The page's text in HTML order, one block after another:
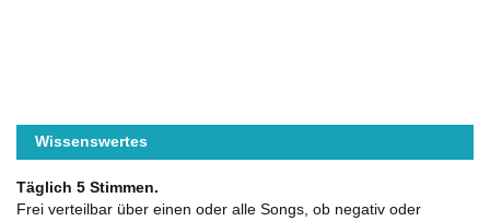
Wissenswertes
Täglich 5 Stimmen.
Frei verteilbar über einen oder alle Songs, ob negativ oder